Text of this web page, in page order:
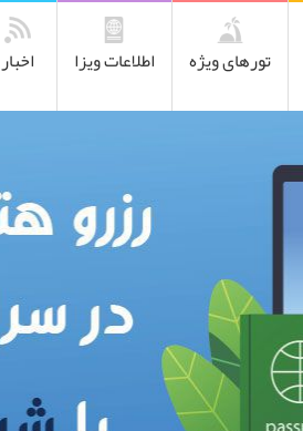
تورهای ویژه اطلاعات ویزا اخبار